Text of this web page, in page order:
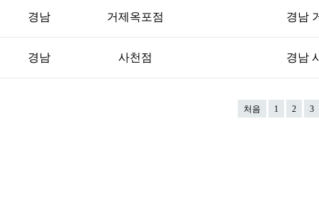
경남 거제옥포점 경남
경남 사천점 경남
처음 1 2 3